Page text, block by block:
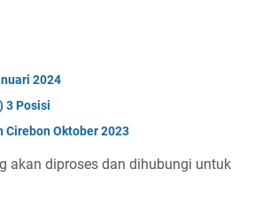
2024
3 Posisi
Cirebon Oktober 2023
akan diproses dan dihubungi untuk